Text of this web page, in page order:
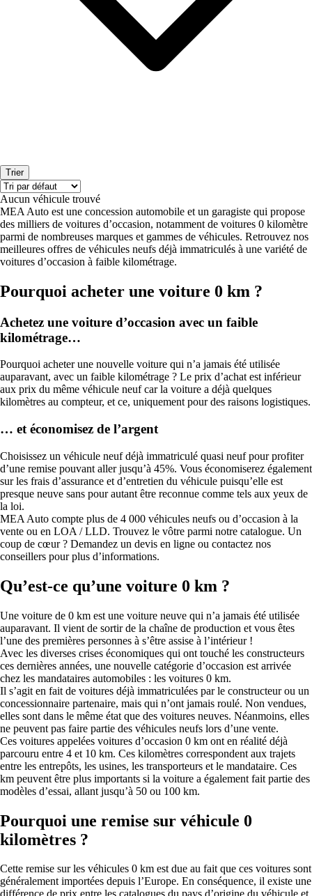
Trier
Aucun véhicule trouvé
MEA Auto est une concession automobile et un garagiste qui propose
des milliers de voitures d’occasion, notamment de voitures 0 kilomètre
parmi de nombreuses marques et gammes de véhicules. Retrouvez nos
meilleures offres de véhicules neufs déjà immatriculés à une variété de
voitures d’occasion à faible kilométrage.
Pourquoi acheter une voiture 0 km ?
Achetez une voiture d’occasion avec un faible
kilométrage…
Pourquoi acheter une nouvelle voiture qui n’a jamais été utilisée
auparavant, avec un faible kilométrage ? Le prix d’achat est inférieur
aux prix du même véhicule neuf car la voiture a déjà quelques
kilomètres au compteur, et ce, uniquement pour des raisons logistiques.
… et économisez de l’argent
Choisissez un véhicule neuf déjà immatriculé quasi neuf pour profiter
d’une remise pouvant aller jusqu’à 45%. Vous économiserez également
sur les frais d’assurance et d’entretien du véhicule puisqu’elle est
presque neuve sans pour autant être reconnue comme tels aux yeux de
la loi.
MEA Auto compte plus de 4 000 véhicules neufs ou d’occasion à la
vente ou en LOA / LLD. Trouvez le vôtre parmi notre catalogue. Un
coup de cœur ? Demandez un devis en ligne ou contactez nos
conseillers pour plus d’informations.
Qu’est-ce qu’une voiture 0 km ?
Une voiture de 0 km est une voiture neuve qui n’a jamais été utilisée
auparavant. Il vient de sortir de la chaîne de production et vous êtes
l’une des premières personnes à s’être assise à l’intérieur !
Avec les diverses crises économiques qui ont touché les constructeurs
ces dernières années, une nouvelle catégorie d’occasion est arrivée
chez les mandataires automobiles : les voitures 0 km.
Il s’agit en fait de voitures déjà immatriculées par le constructeur ou un
concessionnaire partenaire, mais qui n’ont jamais roulé. Non vendues,
elles sont dans le même état que des voitures neuves. Néanmoins, elles
ne peuvent pas faire partie des véhicules neufs lors d’une vente.
Ces voitures appelées voitures d’occasion 0 km ont en réalité déjà
parcouru entre 4 et 10 km. Ces kilomètres correspondent aux trajets
entre les entrepôts, les usines, les transporteurs et le mandataire. Ces
km peuvent être plus importants si la voiture a également fait partie des
modèles d’essai, allant jusqu’à 50 ou 100 km.
Pourquoi une remise sur véhicule 0
kilomètres ?
Cette remise sur les véhicules 0 km est due au fait que ces voitures sont
généralement importées depuis l’Europe. En conséquence, il existe une